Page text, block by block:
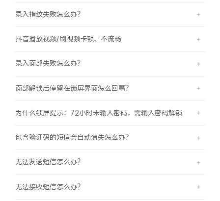
录入指纹失败怎么办？
抖音播放视频/刷视频卡顿、不流畅
录入面部失败怎么办？
面部解锁后停留在锁屏界面怎么回事？
为什么锁屏提示：72小时未输入密码，需输入密码解锁
包含验证码的短信会自动消失怎么办？
无法发送短信怎么办？
无法接收短信怎么办？